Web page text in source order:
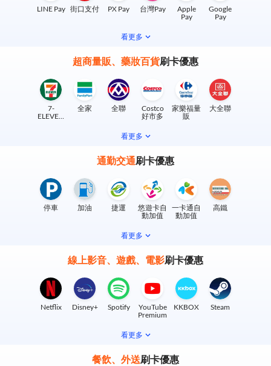
LINE Pay 街口支付 PX Pay 台灣Pay
Apple
Pay
Google
Pay
看更多
超商量販、藥妝百貨刷卡優惠
7-
ELEVEN
全家 全聯
Costco
好市多
家樂福量
販
大全聯
看更多
通勤交通刷卡優惠
停車 加油 捷運
悠遊卡自
動加值
一卡通自
動加值
高鐵
看更多
線上影音、遊戲、電影刷卡優惠
Netflix Disney+ Spotify
YouTube
Premium
KKBOX Steam
看更多
餐飲、外送刷卡優惠